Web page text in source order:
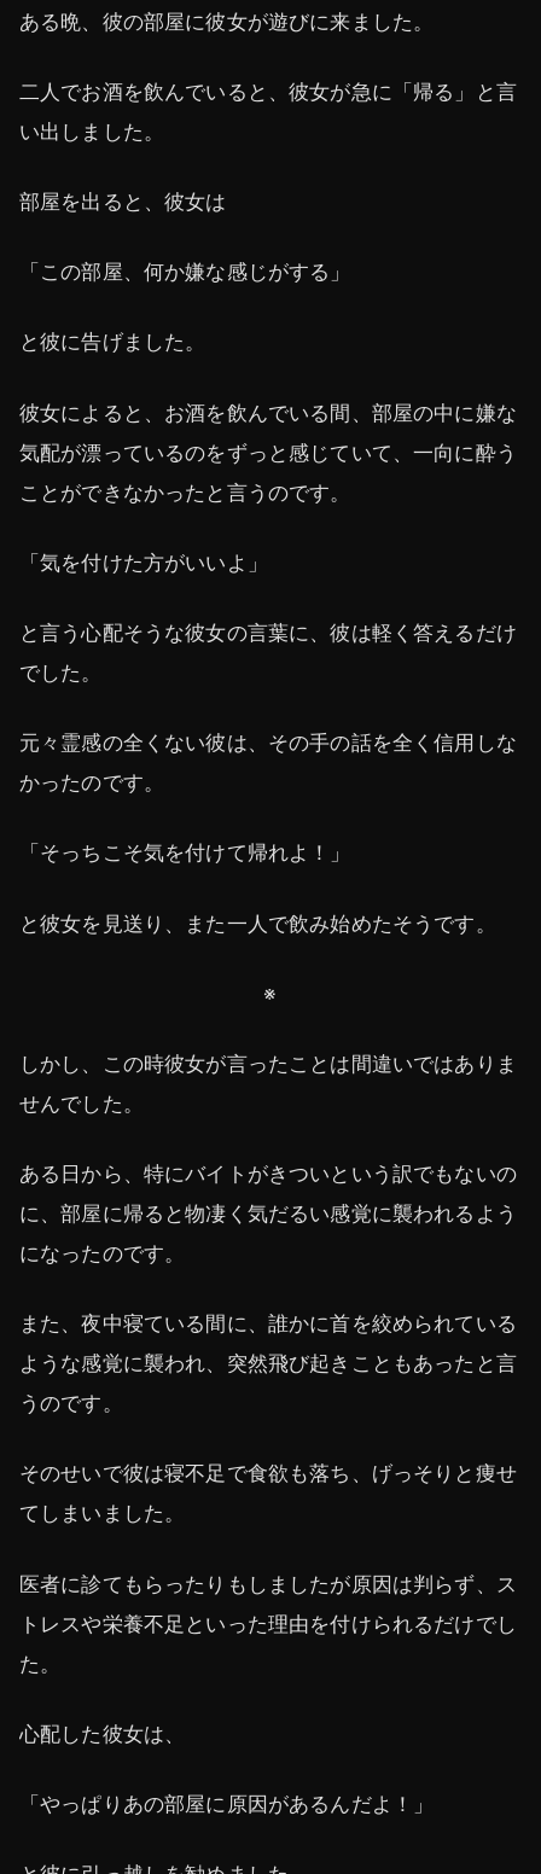
ある晩、彼の部屋に彼女が遊びに来ました。
二人でお酒を飲んでいると、彼女が急に「帰る」と言
い出しました。
部屋を出ると、彼女は
「この部屋、何か嫌な感じがする」
と彼に告げました。
彼女によると、お酒を飲んでいる間、部屋の中に嫌な
気配が漂っているのをずっと感じていて、一向に酔う
ことができなかったと言うのです。
「気を付けた方がいいよ」
と言う心配そうな彼女の言葉に、彼は軽く答えるだけ
でした。
元々霊感の全くない彼は、その手の話を全く信用しな
かったのです。
「そっちこそ気を付けて帰れよ！」
と彼女を見送り、また一人で飲み始めたそうです。
※
しかし、この時彼女が言ったことは間違いではありま
せんでした。
ある日から、特にバイトがきついという訳でもないの
に、部屋に帰ると物凄く気だるい感覚に襲われるよう
になったのです。
また、夜中寝ている間に、誰かに首を絞められている
ような感覚に襲われ、突然飛び起きこともあったと言
うのです。
そのせいで彼は寝不足で食欲も落ち、げっそりと痩せ
てしまいました。
医者に診てもらったりもしましたが原因は判らず、ス
トレスや栄養不足といった理由を付けられるだけでし
た。
心配した彼女は、
「やっぱりあの部屋に原因があるんだよ！」